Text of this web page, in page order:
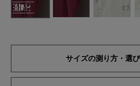
サイズの測り方・選